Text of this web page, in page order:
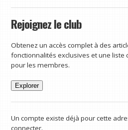
Rejoignez le club
Obtenez un accès complet à des
fonctionnalités exclusives et une
pour les membres.
Explorer
Un compte existe déjà pour cette
connecter.